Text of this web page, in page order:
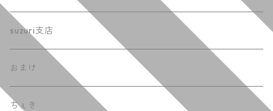
suzuri支店
おまけ
ちぇき